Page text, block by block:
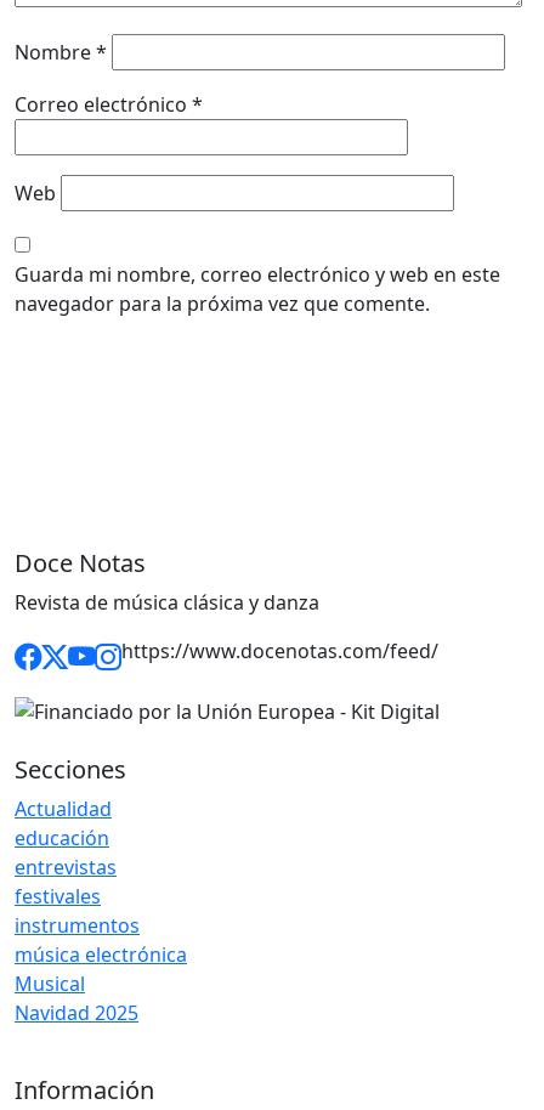
Nombre*
Correo electrónico *
Web
Guarda mi nombre, correo electrónico y web en este
navegador para la próxima vez que comente.
Doce Notas
Revista de música clásica y danza
https://www.docenotas.com/feed/
Secciones
Actualidad
educación
entrevistas
festivales
instrumentos
música electrónica
Musical
Navidad 2025
Información